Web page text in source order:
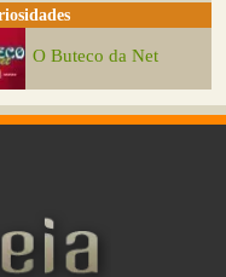
O Buteco da Net